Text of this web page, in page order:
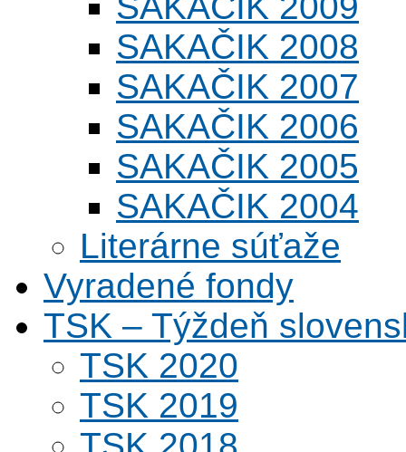
SAKAČIK 2008
SAKAČIK 2007
SAKAČIK 2006
SAKAČIK 2005
SAKAČIK 2004
Literárne súťaže
Vyradené fondy
TSK – Týždeň
TSK 2020
TSK 2019